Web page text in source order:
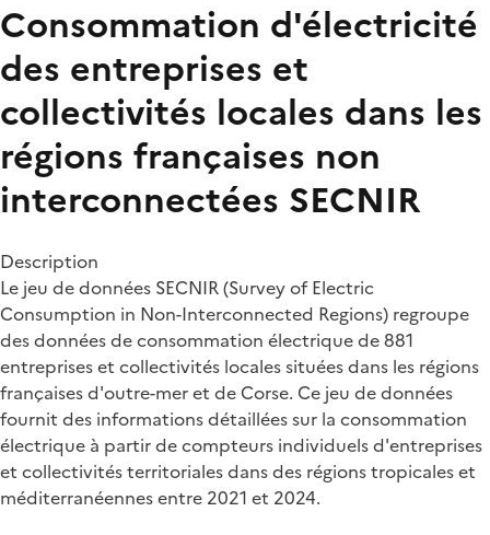
Consommation d'électricité
des entreprises et
collectivités locales dans les
régions françaises non
interconnectées SECNIR
Description
Le jeu de données SECNIR (Survey of Electric
Consumption in Non-Interconnected Regions) regroupe
des données de consommation électrique de 881
entreprises et collectivités locales situées dans les régions
françaises d'outre-mer et de Corse. Ce jeu de données
fournit des informations détaillées sur la consommation
électrique à partir de compteurs individuels d'entreprises
et collectivités territoriales dans des régions tropicales et
méditerranéennes entre 2021 et 2024.